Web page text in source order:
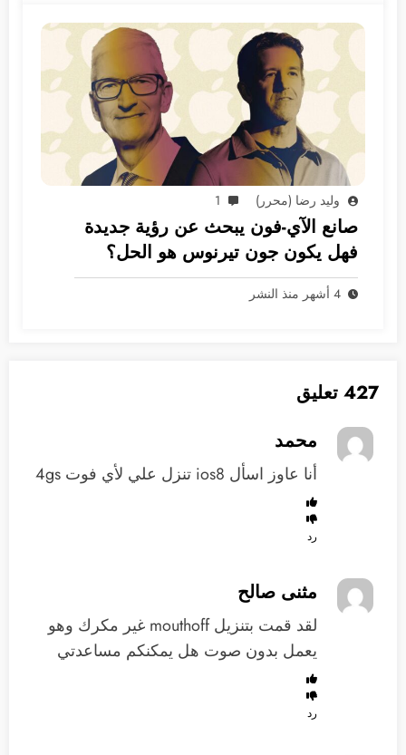
وليد رضا (محرر) 1
صانع الآي-فون يبحث عن رؤية جديدة
فهل يكون جون تيرنوس هو الحل؟
4 أشهر منذ النشر
427 تعليق
محمد
أنا عاوز اسأل ios8 تنزل علي لأي فوت 4gs
رد
مثنى صالح
لقد قمت بتنزيل mouthoff غير مكرك وهو
يعمل بدون صوت هل يمكنكم مساعدتي
رد